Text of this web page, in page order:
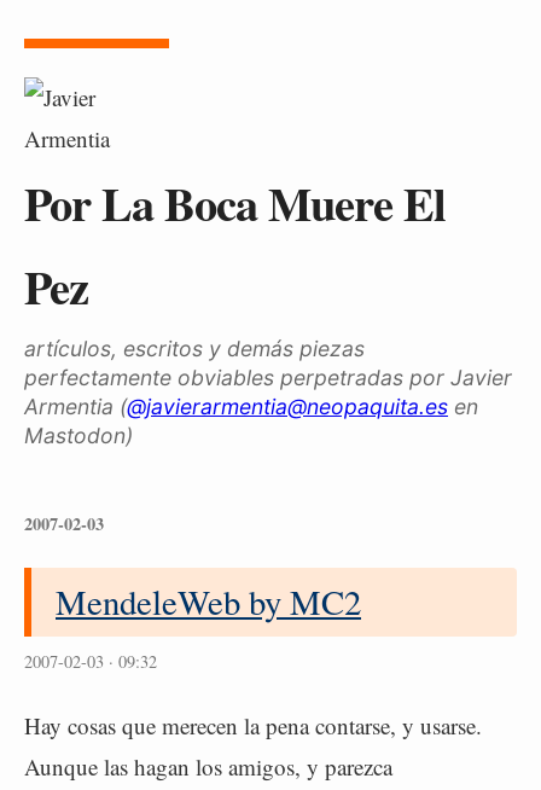
Por La Boca Muere El
Pez
artículos, escritos y demás piezas
perfectamente obviables perpetradas por Javier
Armentia (@javierarmentia@neopaquita.es en
Mastodon)
2007-02-03
MendeleWeb by MC2
2007-02-03 · 09:32
Hay cosas que merecen la pena contarse, y usarse.
Aunque las hagan los amigos, y parezca